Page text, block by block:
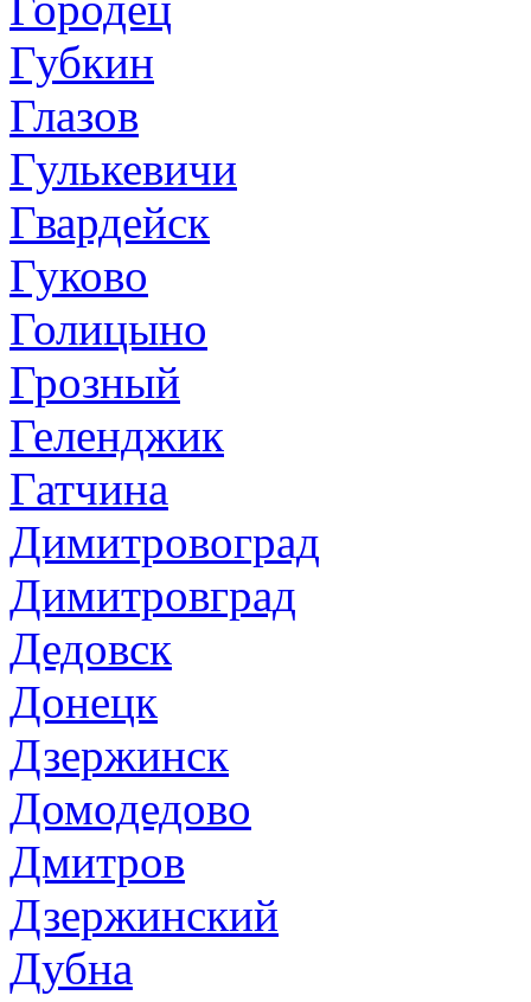
Губкин
Глазов
Гулькевичи
Гвардейск
Гуково
Голицыно
Грозный
Геленджик
Гатчина
Димитровоград
Димитровград
Дедовск
Донецк
Дзержинск
Домодедово
Дмитров
Дзержинский
Дубна